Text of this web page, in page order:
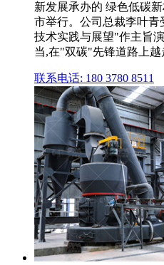
新发展承办的 绿色低碳
市举行。公司总裁李叶
技术实践与展望"作主旨
当,在"双碳"先锋道路上越
联系电话: 180 3780 8511